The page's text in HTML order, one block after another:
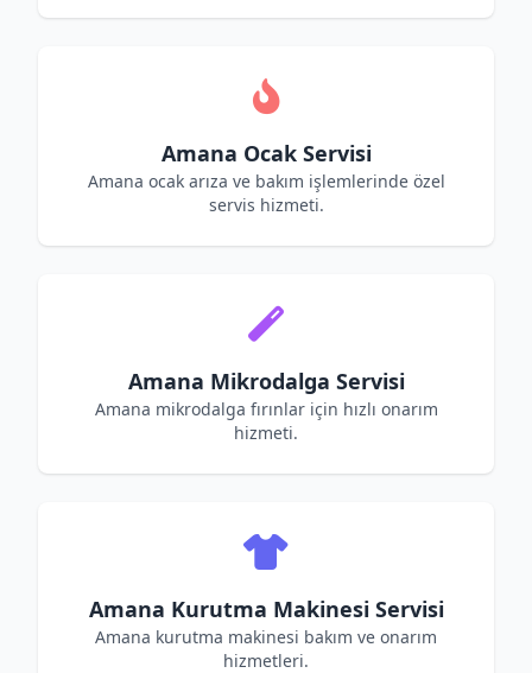
Amana Ocak Servisi
Amana ocak arıza ve bakım işlemlerinde özel
servis hizmeti.
Amana Mikrodalga Servisi
Amana mikrodalga fırınlar için hızlı onarım
hizmeti.
Amana Kurutma Makinesi Servisi
Amana kurutma makinesi bakım ve onarım
hizmetleri.